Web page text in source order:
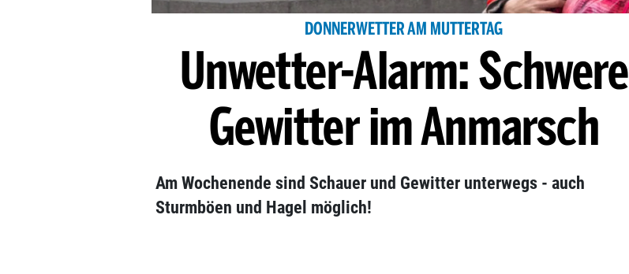
DONNERWETTER AM MUTTERTAG
Unwetter-Alarm: Schwere
Gewitter im Anmarsch
Am Wochenende sind Schauer und Gewitter unterwegs - auch
Sturmböen und Hagel möglich!